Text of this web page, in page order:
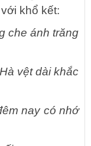
khổ kết:
che ánh trăng
dài khắc
có nhớ